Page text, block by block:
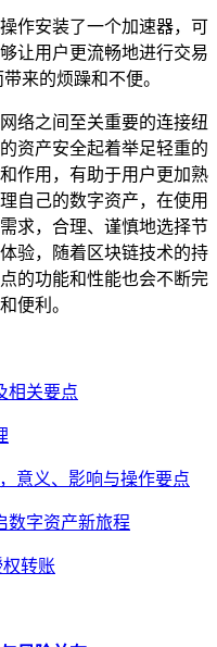
作安装了一个加速器，可
让用户更流畅地进行交易
来的烦躁和不便。
络之间至关重要的连接纽
资产安全起着举足轻重的
作用，有助于用户更加熟
自己的数字资产，在使用
求，合理、谨慎地选择节
验，随着区块链技术的持
的功能和性能也会不断完
便利。
相关要点
意义、影响与操作要点
数字资产新旅程
转账